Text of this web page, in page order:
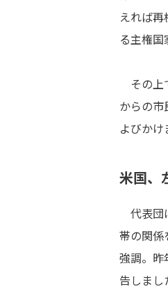
えれば
る主権
その上
からの市
よびかけ
米国、
代表団
帯の関係
強調。昨
告しまし